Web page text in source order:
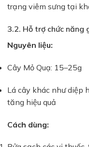
trạng viêm sưng tại
3.2. Hỗ trợ chức năng
Nguyên liệu:
Cây Mỏ Quạ: 15–25g
Lá cây khác như diệp
tăng hiệu quả
Cách dùng: